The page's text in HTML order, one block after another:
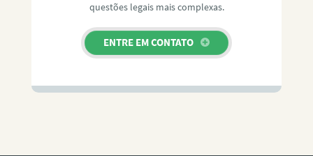
questões legais mais complexas.
ENTRE EM CONTATO